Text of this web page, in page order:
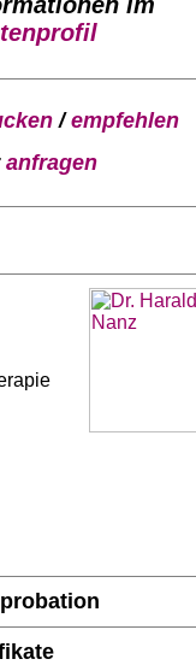
/empfehlen
anfragen